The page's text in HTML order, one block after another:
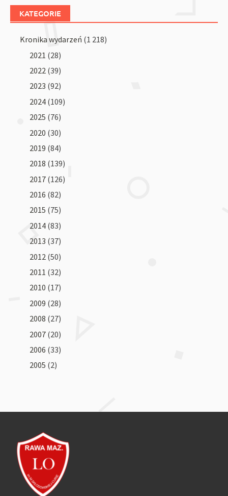
KATEGORIE
Kronika wydarzeń (1 218)
2021 (28)
2022 (39)
2023 (92)
2024 (109)
2025 (76)
2020 (30)
2019 (84)
2018 (139)
2017 (126)
2016 (82)
2015 (75)
2014 (83)
2013 (37)
2012 (50)
2011 (32)
2010 (17)
2009 (28)
2008 (27)
2007 (20)
2006 (33)
2005 (2)